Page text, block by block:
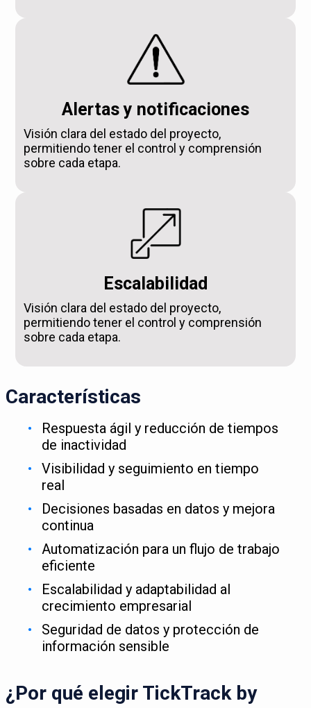
Alertas y notificaciones
Visión clara del estado del proyecto,
permitiendo tener el control y comprensión
sobre cada etapa.
Escalabilidad
Visión clara del estado del proyecto,
permitiendo tener el control y comprensión
sobre cada etapa.
Características
Respuesta ágil y reducción de tiempos
de inactividad
Visibilidad y seguimiento en tiempo
real
Decisiones basadas en datos y mejora
continua
Automatización para un flujo de trabajo
eficiente
Escalabilidad y adaptabilidad al
crecimiento empresarial
Seguridad de datos y protección de
información sensible
¿Por qué elegir TickTrack by